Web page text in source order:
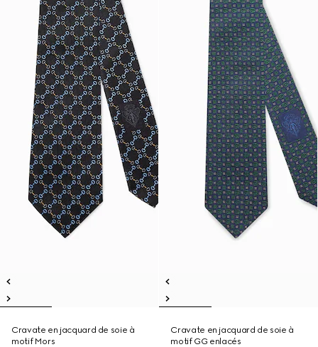
Cravate en jacquard de soie à
motif Mors
Cravate en jacquard de soie à
motif GG enlacés